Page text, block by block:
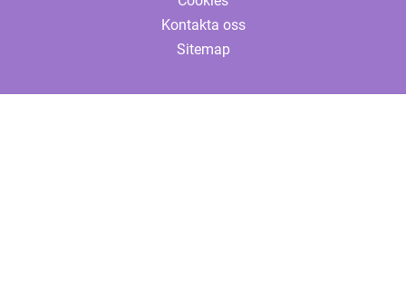
Kontakta oss
Sitemap